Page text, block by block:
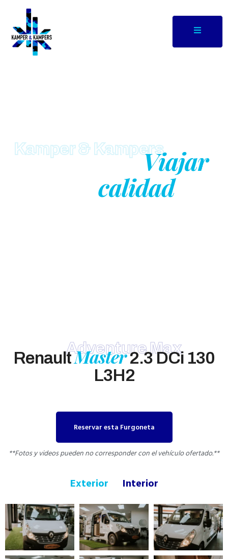
Kamper & Kampers
Libertad deViajar
calidad
Adventure Max
RenaultMaster2.3 DCi 130
L3H2
Reservar esta Furgoneta
**Fotos y videos pueden no corresponder con el vehículo ofertado.**
Exterior Interior